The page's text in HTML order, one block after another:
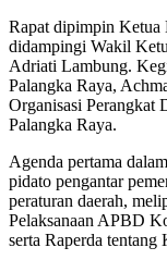
Rapat dipimpin Ketua
didampingi Wakil
Adriati Lambung.
Palangka Raya,
Organisasi Perangkat
Palangka Raya.
Agenda pertama
pidato pengantar
peraturan daerah,
Pelaksanaan APBD
serta Raperda tentang